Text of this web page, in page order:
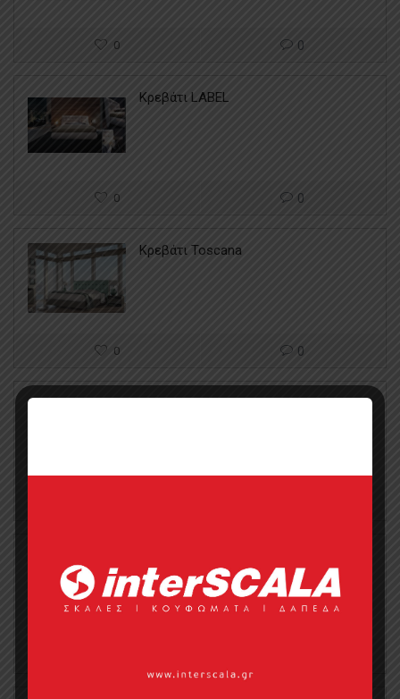
0 0
Κρεβάτι LABEL
0 0
Κρεβάτι Toscana
0 0
Κρεβάτι Hayon